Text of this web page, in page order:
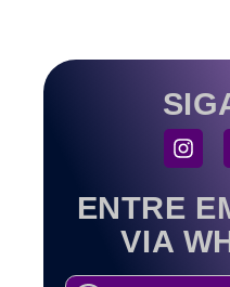
ENTRE
VIA